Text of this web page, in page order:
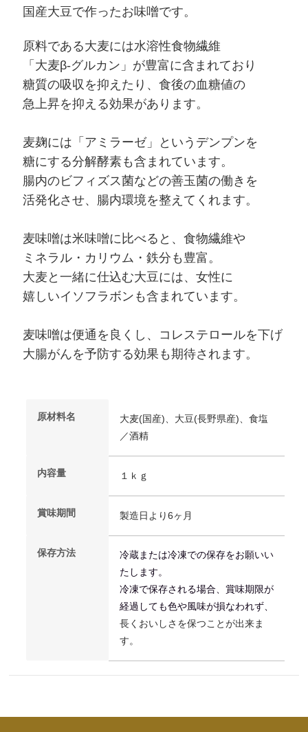
国産大豆で作ったお味噌です。
原料である大麦には水溶性食物繊維
「大麦β-グルカン」が豊富に含まれており
糖質の吸収を抑えたり、食後の血糖値の
急上昇を抑える効果があります。
麦麹には「アミラーゼ」というデンプンを
糖にする分解酵素も含まれています。
腸内のビフィズス菌などの善玉菌の働きを
活発化させ、腸内環境を整えてくれます。
麦味噌は米味噌に比べると、食物繊維や
ミネラル・カリウム・鉄分も豊富。
大麦と一緒に仕込む大豆には、女性に
嬉しいイソフラボンも含まれています。
麦味噌は便通を良くし、コレステロールを下げ
大腸がんを予防する効果も期待されます。
原材料名
大麦(国産)、大豆(長野県産)、食塩
／酒精
内容量 １ｋｇ
賞味期間 製造日より6ヶ月
保存方法 冷蔵または冷凍での保存をお願いい
たします。
冷凍で保存される場合、賞味期限が
経過しても色や風味が損なわれず、
長くおいしさを保つことが出来ま
す。